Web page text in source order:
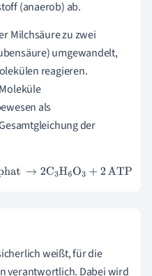
(anaerob) ab.
Milchsäure zu zwei
umgewandelt,
reagieren.
als
der
3H6 O3+2ATP
weißt, für die
verantwortlich. Dabei wird